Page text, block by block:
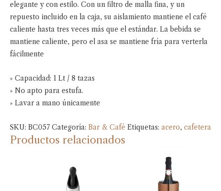
elegante y con estilo. Con un filtro de malla fina, y un
repuesto incluido en la caja, su aislamiento mantiene el café
caliente hasta tres veces más que el estándar. La bebida se
mantiene caliente, pero el asa se mantiene fría para verterla
fácilmente
» Capacidad: 1 Lt / 8 tazas
» No apto para estufa.
» Lavar a mano únicamente
SKU: BC057 Categoría: Bar & Café Etiquetas: acero, cafetera
Productos relacionados